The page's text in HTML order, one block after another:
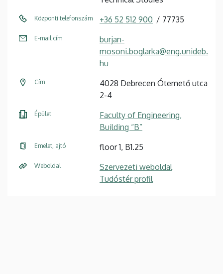
Központi telefonszám +36 52 512 900 77735
E-mail cím
burjan-
mosoni.boglarka@eng.unideb.
hu
Cím
4028 Debrecen Ótemető utca
2-4
Épület
Faculty of Engineering,
Building “B”
Emelet, ajtó floor 1, B1.25
Weboldal
Szervezeti weboldal
Tudóstér profil